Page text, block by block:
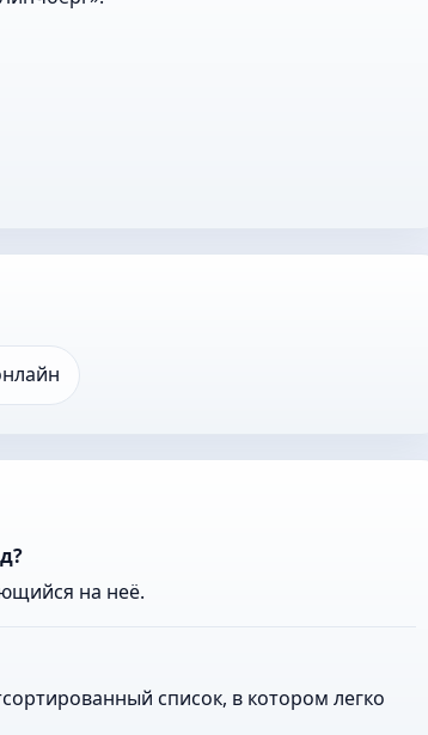
на неё.
список, в котором легко